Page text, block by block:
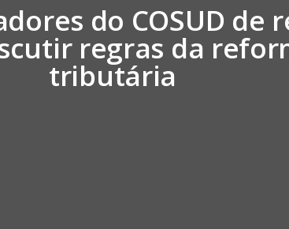
do COSUD de
regras da
tributária